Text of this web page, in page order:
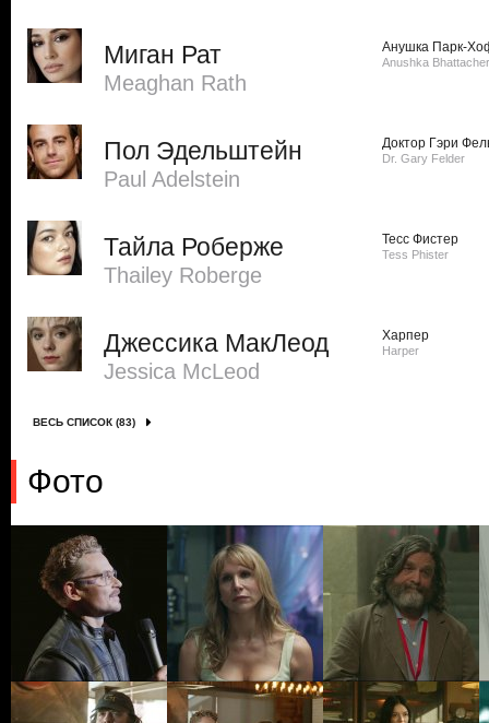
Миган Рат
Meaghan Rath
Анушка Парк-
Anushka
Пол Эдельштейн
Paul Adelstein
Доктор Гэри
Dr. Gary Felder
Тайла Роберже
Thailey Roberge
Тесс Фистер
Tess Phister
Джессика МакЛеод
Jessica McLeod
Харпер
Harper
ВЕСЬ СПИСОК (83)
Фото